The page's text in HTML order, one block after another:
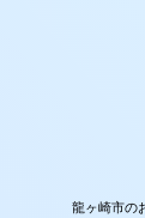
龍ヶ崎市の